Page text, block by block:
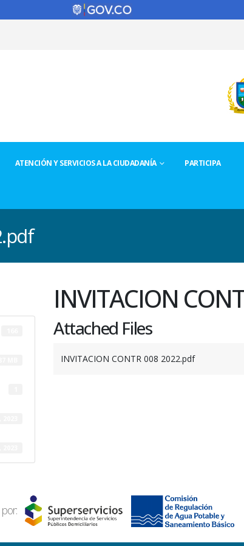
ATENCIÓN Y SERVICIOS A LA CIUDADANÍA PARTICIPA
INVITACION
Attached Files
INVITACION CONTR 008 2022.pdf